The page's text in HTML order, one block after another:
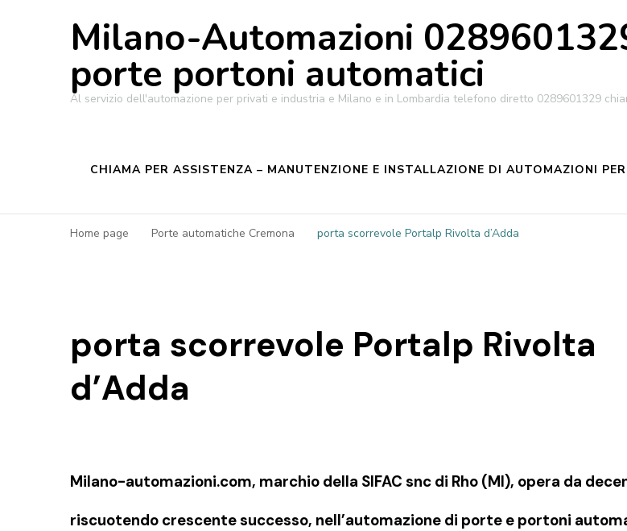
Milano-Automazioni
porte portoni automatici
Al servizio dell'automazione per privati e industria e Milano e in Lombardia telefono diretto 0289601329
CHIAMA PER ASSISTENZA – MANUTENZIONE E INSTALLAZIONE DI AUTOMAZIONI
Home page Porte automatiche Cremona porta scorrevole Portalp Rivolta d’Adda
porta scorrevole Portalp Rivolta
d’Adda
Milano-automazioni.com, marchio della SIFAC snc di Rho (MI), opera da
riscuotendo crescente successo, nell’automazione di porte e portoni